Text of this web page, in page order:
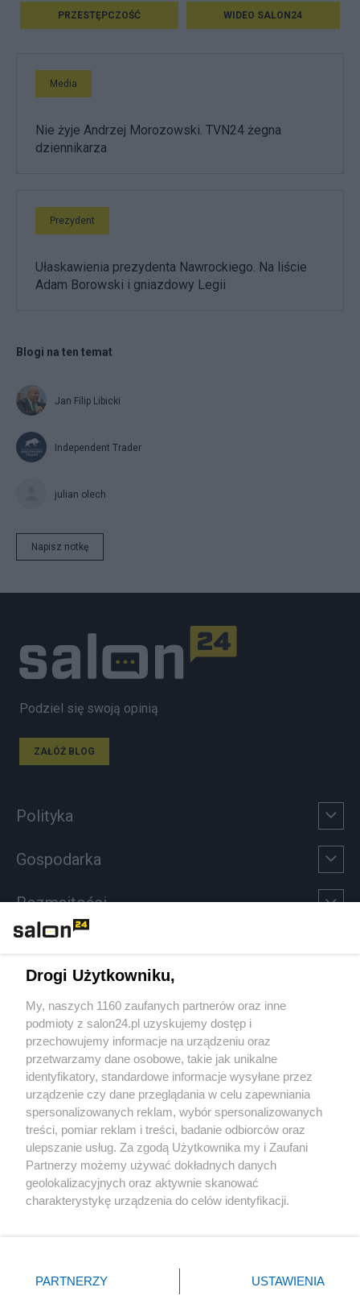
PRZESTĘPCZOŚĆ WIDEO SALON24
Media
Nie żyje Andrzej Morozowski. TVN24 żegna
dziennikarza
Prezydent
Ułaskawienia prezydenta Nawrockiego. Na liście
Adam Borowski i gniazdowy Legii
Blogi na ten temat
Jan Filip Libicki
Independent Trader
julian olech
Napisz notkę
Podziel się swoją opinią
ZAŁÓŻ BLOG
Polityka
Gospodarka
Rozmaitości
Sport
Społeczeństwo
Kultura
X Facebook Instagram Youtube
Drogi Użytkowniku,
My, naszych 1160 zaufanych partnerów oraz inne
podmioty z salon24.pl uzyskujemy dostęp i
przechowujemy informacje na urządzeniu oraz
przetwarzamy dane osobowe, takie jak unikalne
identyfikatory, standardowe informacje wysyłane przez
urządzenie czy dane przeglądania w celu zapewniania
spersonalizowanych reklam, wybór spersonalizowanych
treści, pomiar reklam i treści, badanie odbiorców oraz
ulepszanie usług. Za zgodą Użytkownika my i Zaufani
Partnerzy możemy używać dokładnych danych
geolokalizacyjnych oraz aktywnie skanować
charakterystykę urządzenia do celów identyfikacji.
zmienić/wycofać klikając przycisk ustawień prywatności
znajdujący się w lewym dolnym rogu strony
PARTNERZY USTAWIENIA